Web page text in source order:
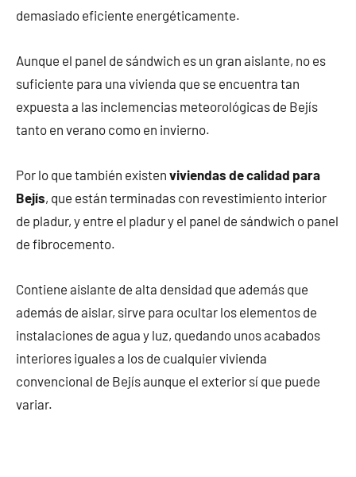
demasiado eficiente energéticamente.
Aunque el panel de sándwich es un gran aislante, no es
suficiente para una vivienda que se encuentra tan
expuesta a las inclemencias meteorológicas de Bejís
tanto en verano como en invierno.
Por lo que también existen viviendas de calidad para
Bejís, que están terminadas con revestimiento interior
de pladur, y entre el pladur y el panel de sándwich o panel
de fibrocemento.
Contiene aislante de alta densidad que además que
además de aislar, sirve para ocultar los elementos de
instalaciones de agua y luz, quedando unos acabados
interiores iguales a los de cualquier vivienda
convencional de Bejís aunque el exterior sí que puede
variar.